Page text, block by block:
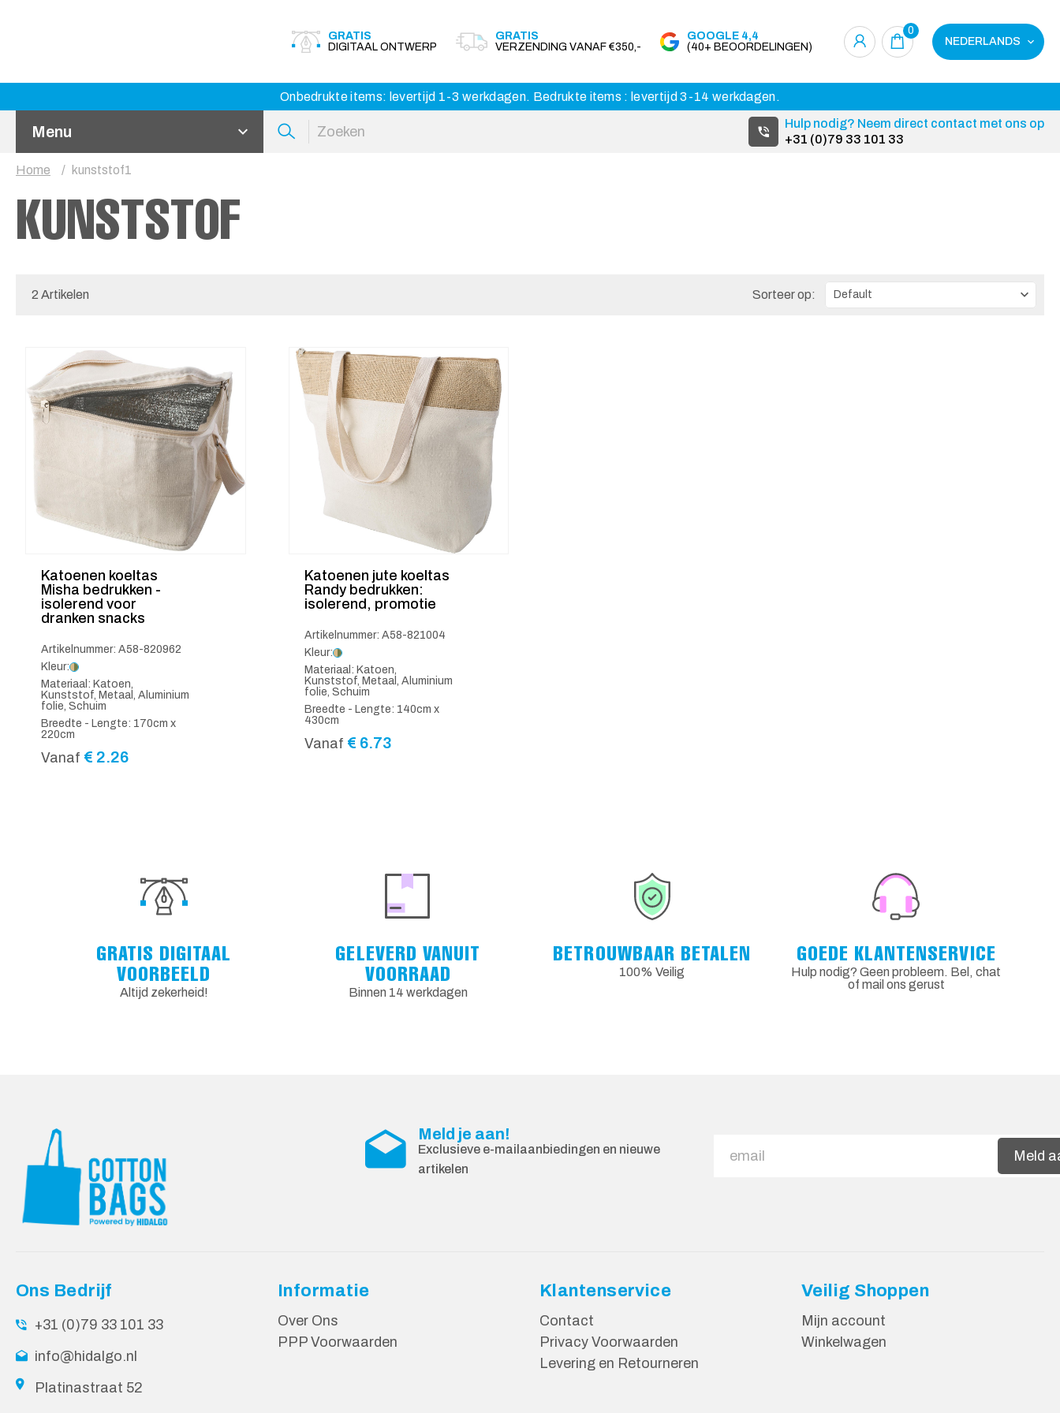
GRATIS
DIGITAAL ONTWERP
GRATIS
VERZENDING VANAF €350,-
GOOGLE 4,4
(40+ BEOORDELINGEN)
0
NEDERLANDS
Onbedrukte items: levertijd 1-3 werkdagen. Bedrukte items : levertijd 3-14 werkdagen.
Menu
Hulp nodig? Neem direct contact met ons op
+31 (0)79 33 101 33
Home kunststof1
KUNSTSTOF
2 Artikelen Sorteer op:
Katoenen koeltas
Misha bedrukken -
isolerend voor
dranken snacks
Artikelnummer: A58-820962
Kleur:
Materiaal: Katoen,
Kunststof, Metaal, Aluminium
folie, Schuim
Breedte - Lengte: 170cm x
220cm
Vanaf € 2.26
Katoenen jute koeltas
Randy bedrukken:
isolerend, promotie
Artikelnummer: A58-821004
Kleur:
Materiaal: Katoen,
Kunststof, Metaal, Aluminium
folie, Schuim
Breedte - Lengte: 140cm x
430cm
Vanaf € 6.73
GRATIS DIGITAAL
VOORBEELD
Altijd zekerheid!
GELEVERD VANUIT
VOORRAAD
Binnen 14 werkdagen
BETROUWBAAR BETALEN
100% Veilig
GOEDE KLANTENSERVICE
Hulp nodig? Geen probleem. Bel, chat
of mail ons gerust
Meld je aan!
Exclusieve e-mailaanbiedingen en nieuwe
artikelen
Meld
Ons Bedrijf
+31 (0)79 33 101 33
info@hidalgo.nl
Platinastraat 52
Informatie
Over Ons
PPP Voorwaarden
Klantenservice
Contact
Privacy Voorwaarden
Levering en Retourneren
Veilig Shoppen
Mijn account
Winkelwagen